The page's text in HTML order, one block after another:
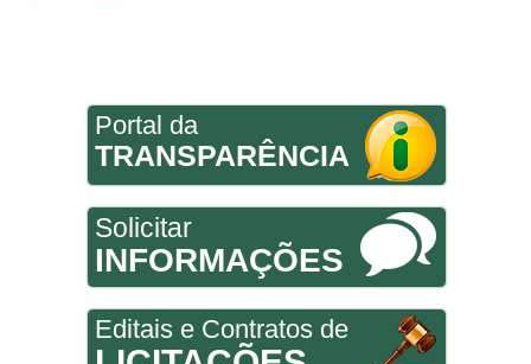
Portal da
TRANSPARÊNCIA
Solicitar
INFORMAÇÕES
Editais e Contratos de